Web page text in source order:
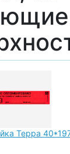
Терра